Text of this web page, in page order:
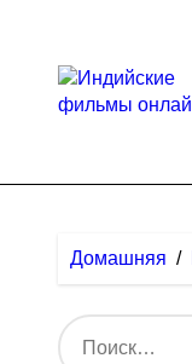
содержанию
Домашняя
Н
а